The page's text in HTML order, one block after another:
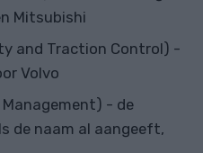
Mitsubishi
and Traction Control) -
Volvo
- de
de naam al aangeeft,